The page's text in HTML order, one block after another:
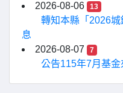
2026-08-06
13
轉知本縣「2026
息
2026-08-07
7
公告115年7月基